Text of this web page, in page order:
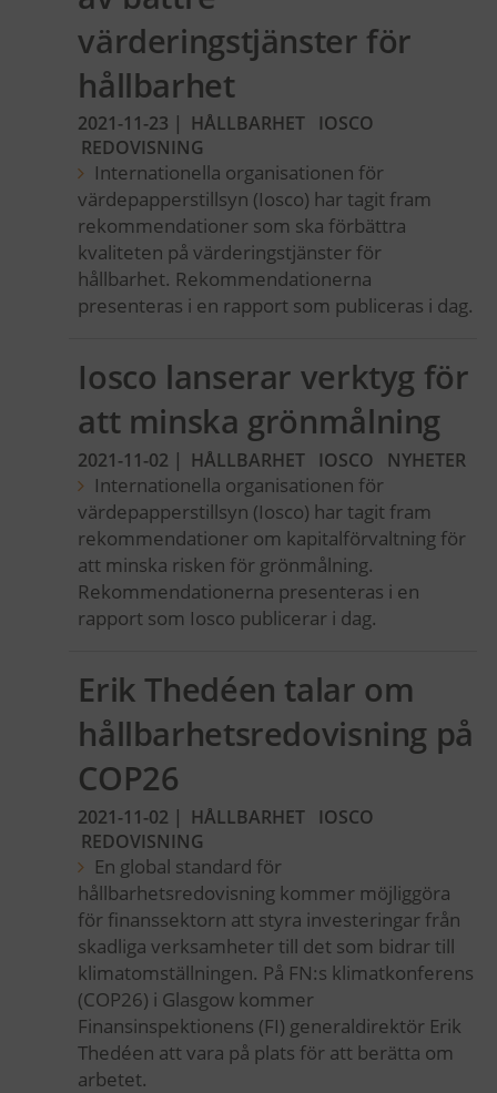
värderingstjänster för
hållbarhet
2021-11-23 | HÅLLBARHET
IOSCO
REDOVISNING
Internationella organisationen för
värdepapperstillsyn (Iosco) har tagit fram
rekommendationer som ska förbättra
kvaliteten på värderingstjänster för
hållbarhet. Rekommendationerna
presenteras i en rapport som publiceras i dag.
Iosco lanserar verktyg för
att minska grönmålning
2021-11-02 | HÅLLBARHET IOSCO NYHETER
Internationella organisationen för
värdepapperstillsyn (Iosco) har tagit fram
rekommendationer om kapitalförvaltning för
att minska risken för grönmålning.
Rekommendationerna presenteras i en
rapport som Iosco publicerar i dag.
Erik Thedéen talar om
hållbarhetsredovisning på
COP26
2021-11-02 | HÅLLBARHET
IOSCO
REDOVISNING
En global standard för
hållbarhetsredovisning kommer möjliggöra
för finanssektorn att styra investeringar från
skadliga verksamheter till det som bidrar till
klimatomställningen. På FN:s klimatkonferens
(COP26) i Glasgow kommer
Finansinspektionens (FI) generaldirektör Erik
Thedéen att vara på plats för att berätta om
arbetet.